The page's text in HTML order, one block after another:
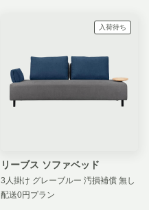
入荷待ち
リーブス ソファベッド
3人掛け グレーブルー 汚損補償 無し
配送0円プラン